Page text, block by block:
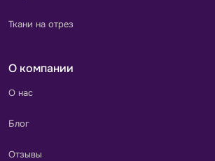
Ткани на отрез
О компании
О нас
Блог
Отзывы